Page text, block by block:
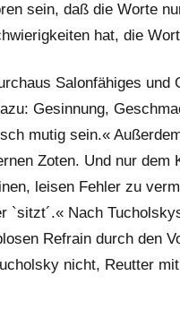
sein, daß die Worte
hat, die
Salonfähiges
Gesinnung,
mutig sein.«
Zoten. Und nur
leisen Fehler zu
`sitzt´.« Nach
Refrain durch den
nicht, Reutter